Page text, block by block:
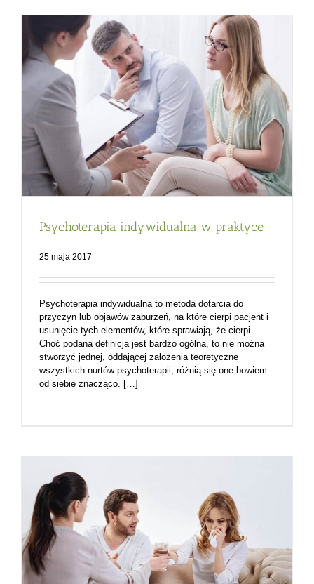
Psychoterapia indywidualna w praktyce
25 maja 2017
Psychoterapia indywidualna to metoda dotarcia do
przyczyn lub objawów zaburzeń, na które cierpi pacjent i
usunięcie tych elementów, które sprawiają, że cierpi.
Choć podana definicja jest bardzo ogólna, to nie można
stworzyć jednej, oddającej założenia teoretyczne
wszystkich nurtów psychoterapii, różnią się one bowiem
od siebie znacząco. […]